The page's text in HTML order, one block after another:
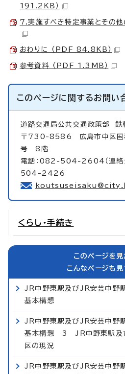
191.2KB）
7.実施すべき特定事業とその
おわりに （PDF 84.8KB）
参考資料 （PDF 1.3MB）
このページに関するお問い
道路交通局公共交通政策部 鉄
〒730-8586 広島市中区国
号 8階
電話：082-504-2604（連絡
504-2426
くらし・手続き
このページを
こんなページも
JR中野東駅及びJR安芸中野
基本構想
JR中野東駅及びJR安芸中野
基本構想 3 JR中野東駅及
区の現況
JR中野東駅及びJR安芸中野